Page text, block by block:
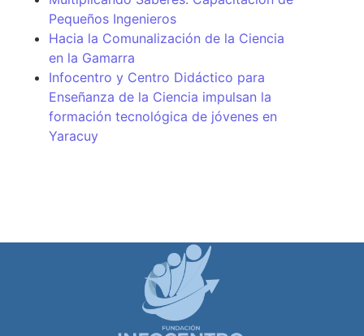
Pequeños Ingenieros
Hacia la Comunalización de la Ciencia
en la Gamarra
Infocentro y Centro Didáctico para
Enseñanza de la Ciencia impulsan la
formación tecnológica de jóvenes en
Yaracuy